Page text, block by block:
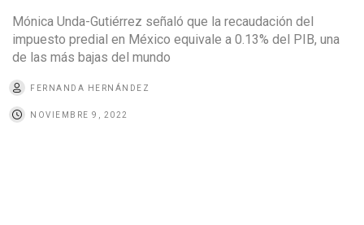
Mónica Unda-Gutiérrez señaló que la recaudación del
impuesto predial en México equivale a 0.13% del PIB, una
de las más bajas del mundo
FERNANDA HERNÁNDEZ
NOVIEMBRE 9, 2022